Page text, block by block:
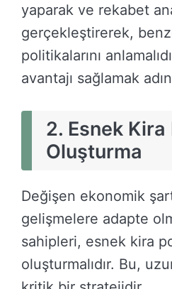
yaparak ve rekabet
gerçekleştirerek,
politikalarını
avantajı sağlamak
2. Esnek Kira
Oluşturma
Değişen ekonomik
gelişmelere adapte
sahipleri, esnek kira
oluşturmalıdır. Bu,